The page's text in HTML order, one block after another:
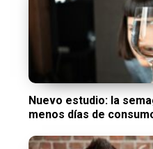
Nuevo estudio: la
menos días de